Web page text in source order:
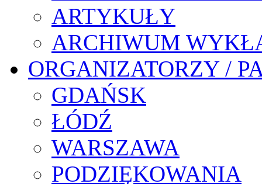
ARTYKUŁY
ARCHIWUM
ORGANIZATORZY /
GDAŃSK
ŁÓDŹ
WARSZAWA
PODZIĘKOWANIA